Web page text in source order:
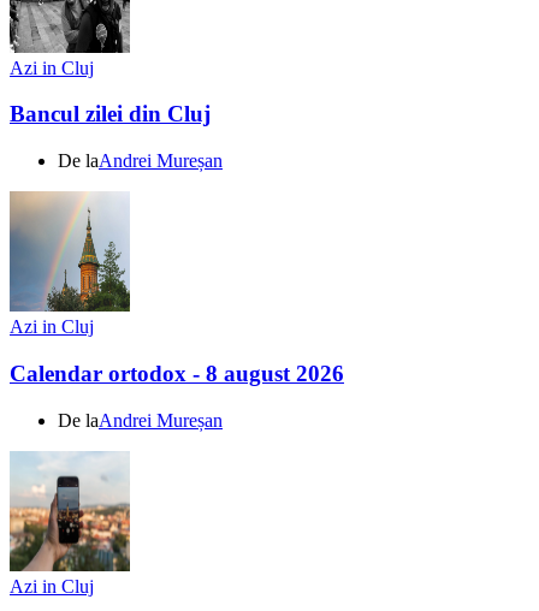
Azi in Cluj
Bancul zilei din Cluj
De laAndrei Mureșan
Azi in Cluj
Calendar ortodox - 8 august 2026
De laAndrei Mureșan
Azi in Cluj